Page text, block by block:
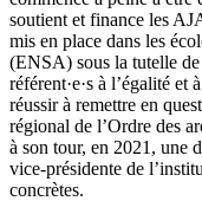
soutient et finance les
mis en place dans les
(ENSA) sous la tutelle de
référent·e·s à l’égalité et
réussir à remettre en
régional de l’Ordre des
à son tour, en 2021, une
vice-présidente de
concrètes.